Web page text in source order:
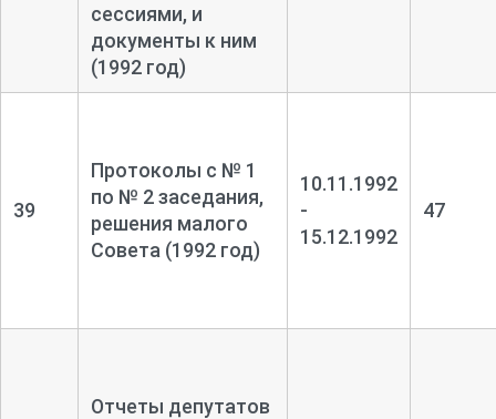
сессиями, и
документы к ним
(1992 год)
39
Протоколы с № 1
по № 2 заседания,
решения малого
Совета (1992 год)
10.11.1992
-
15.12.1992
47
Отчеты депутатов